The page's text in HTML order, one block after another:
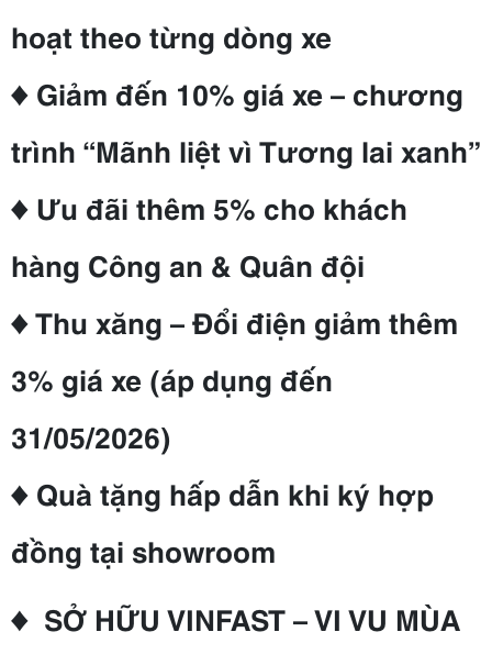
hoạt theo từng dòng xe
♦ Giảm đến 10% giá xe – chương
trình “Mãnh liệt vì Tương lai xanh”
♦ Ưu đãi thêm 5% cho khách
hàng Công an & Quân đội
♦ Thu xăng – Đổi điện giảm thêm
3% giá xe (áp dụng đến
31/05/2026)
♦ Quà tặng hấp dẫn khi ký hợp
đồng tại showroom
♦ SỞ HỮU VINFAST – VI VU MÙA